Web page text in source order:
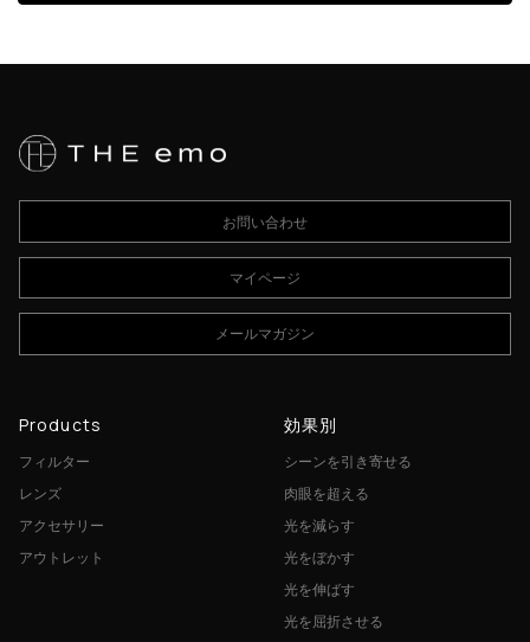
お問い合わせ
マイページ
メールマガジン
Products
フィルター
レンズ
アクセサリー
アウトレット
効果別
シーンを引き寄せる
肉眼を超える
光を減らす
光をぼかす
光を伸ばす
光を屈折させる